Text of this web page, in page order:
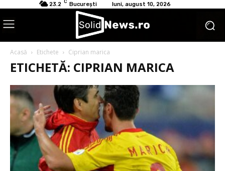
23.2 C București luni, august 10, 2026
Acasă Etichete Ciprian marica
ETICHETĂ: CIPRIAN MARICA